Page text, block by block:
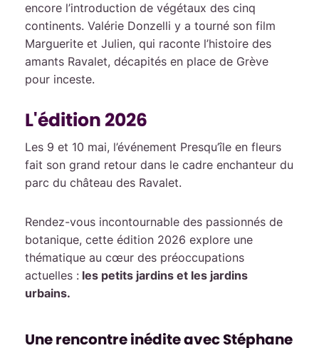
encore l’introduction de végétaux des cinq
continents. Valérie Donzelli y a tourné son film
Marguerite et Julien, qui raconte l’histoire des
amants Ravalet, décapités en place de Grève
pour inceste.
L'édition 2026
Les 9 et 10 mai, l’événement Presqu’île en fleurs
fait son grand retour dans le cadre enchanteur du
parc du château des Ravalet.
Rendez-vous incontournable des passionnés de
botanique, cette édition 2026 explore une
thématique au cœur des préoccupations
actuelles : les petits jardins et les jardins
urbains.
Une rencontre inédite avec Stéphane